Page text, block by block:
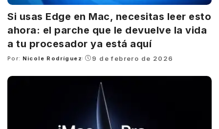
Si usas Edge en Mac, necesitas leer esto
ahora: el parche que le devuelve la vida
a tu procesador ya está aquí
Posted
Por: Nicole Rodríguez 9 de febrero de 2026